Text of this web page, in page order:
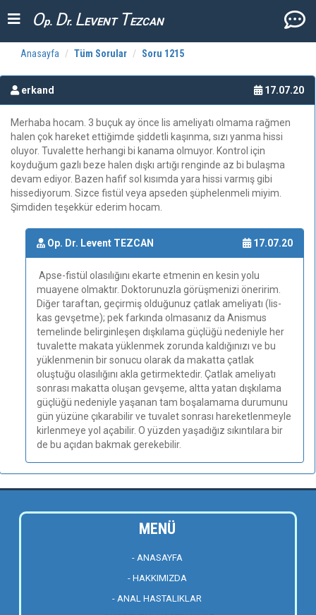
Op. Dr. LEVENT TEZCAN
Anasayfa Tüm Sorular Soru 1215
erkand 17.07.20
Merhaba hocam. 3 buçuk ay önce lis ameliyatı olmama rağmen
halen çok hareket ettiğimde şiddetli kaşınma, sızı yanma hissi
oluyor. Tuvalette herhangi bi kanama olmuyor. Kontrol için
koyduğum gazlı beze halen dışkı artığı renginde az bi bulaşma
devam ediyor. Bazen hafif sol kısımda yara hissi varmış gibi
hissediyorum. Sizce fistül veya apseden şüphelenmeli miyim.
Şimdiden teşekkür ederim hocam.
Op. Dr. Levent TEZCAN 17.07.20
Apse-fistül olasılığını ekarte etmenin en kesin yolu
muayene olmaktır. Doktorunuzla görüşmenizi öneririm.
Diğer taraftan, geçirmiş olduğunuz çatlak ameliyatı (lis-
kas gevşetme); pek farkında olmasanız da Anismus
temelinde belirginleşen dışkılama güçlüğü nedeniyle her
tuvalette makata yüklenmek zorunda kaldığınızı ve bu
yüklenmenin bir sonucu olarak da makatta çatlak
oluştuğu olasılığını akla getirmektedir. Çatlak ameliyatı
sonrası makatta oluşan gevşeme, altta yatan dışkılama
güçlüğü nedeniyle yaşanan tam boşalamama durumunu
gün yüzüne çıkarabilir ve tuvalet sonrası hareketlenmeyle
kirlenmeye yol açabilir. O yüzden yaşadığız sıkıntılara bir
de bu açıdan bakmak gerekebilir.
MENÜ
- ANASAYFA
- HAKKIMIZDA
- ANAL HASTALIKLAR